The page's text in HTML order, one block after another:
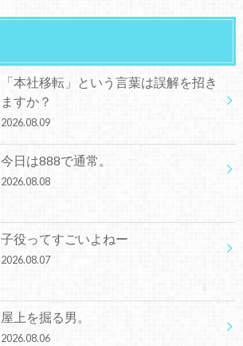
「本社移転」という言葉は誤解を招き
ますか？
2026.08.09
今日は888で通常。
2026.08.08
子役ってすごいよねー
2026.08.07
屋上を掘る男。
2026.08.06